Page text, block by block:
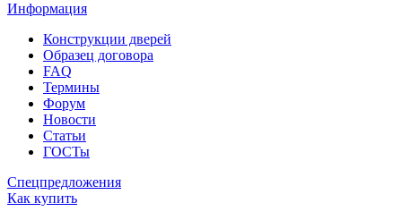
Информация
Конструкции дверей
Образец договора
FAQ
Термины
Форум
Новости
Статьи
ГОСТы
Спецпредложения
Как купить